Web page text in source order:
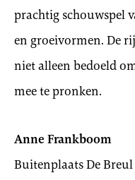
prachtig schouwspel
en groeivormen. De
niet alleen bedoeld
mee te pronken.
Anne Frankboom
Buitenplaats De